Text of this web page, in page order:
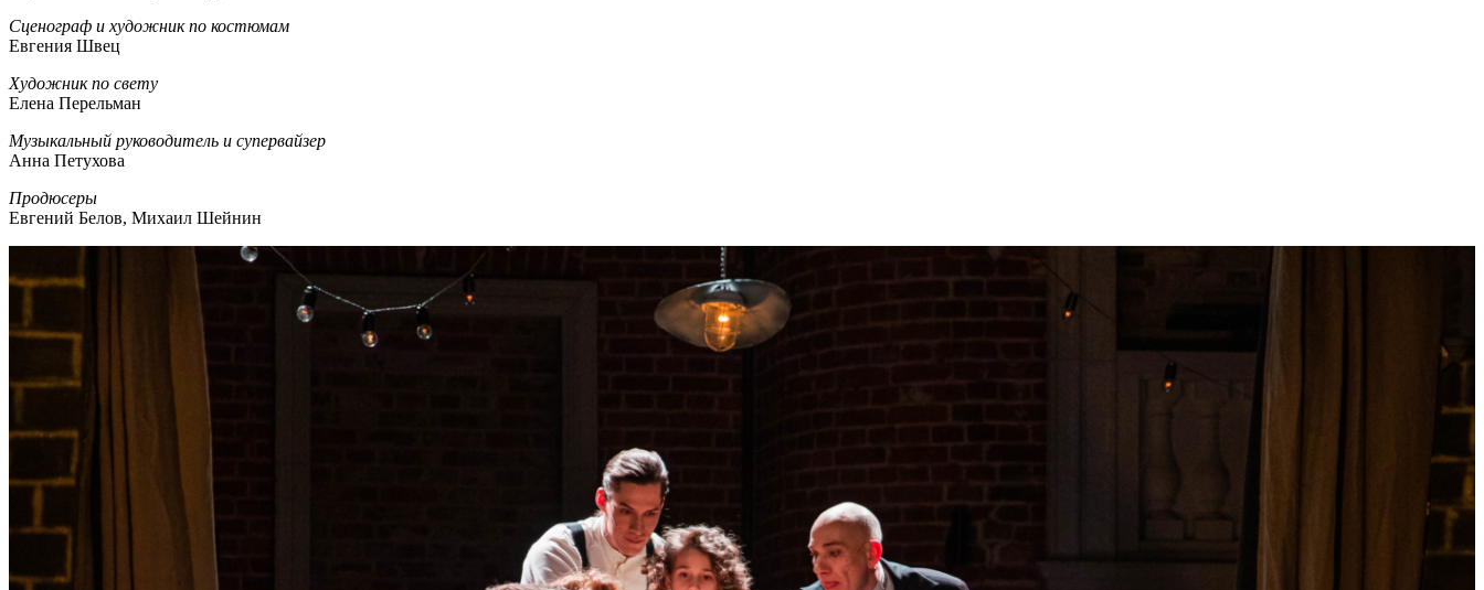
Сценограф и художник по костюмам
Евгения Швец
Художник по свету
Елена Перельман
Музыкальный руководитель и супервайзер
Анна Петухова
Продюсеры
Евгений Белов, Михаил Шейнин